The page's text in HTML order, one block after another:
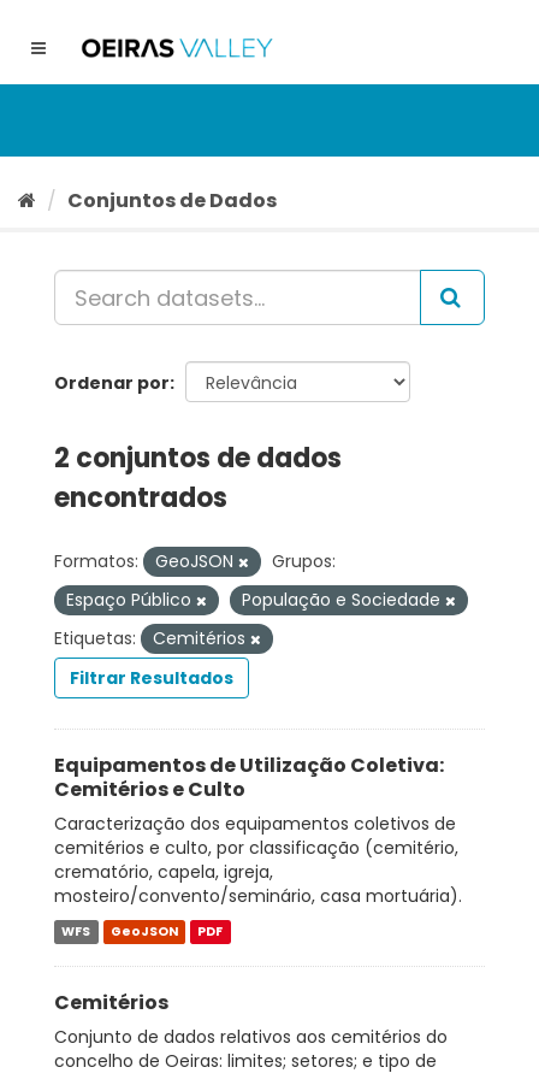
conteúdo
Toggle
Conjuntos de Dados
Ordenar por
2 conjuntos de dados
encontrados
Formatos: GeoJSON
Grupos:
Espaço Público
População e Sociedade
Etiquetas:
Cemitérios
Filtrar Resultados
Equipamentos de Utilização Coletiva:
Cemitérios e Culto
Caracterização dos equipamentos coletivos de
cemitérios e culto, por classificação (cemitério,
crematório, capela, igreja,
mosteiro/convento/seminário, casa mortuária).
WFS GeoJSON PDF
Cemitérios
Conjunto de dados relativos aos cemitérios do
concelho de Oeiras: limites; setores; e tipo de